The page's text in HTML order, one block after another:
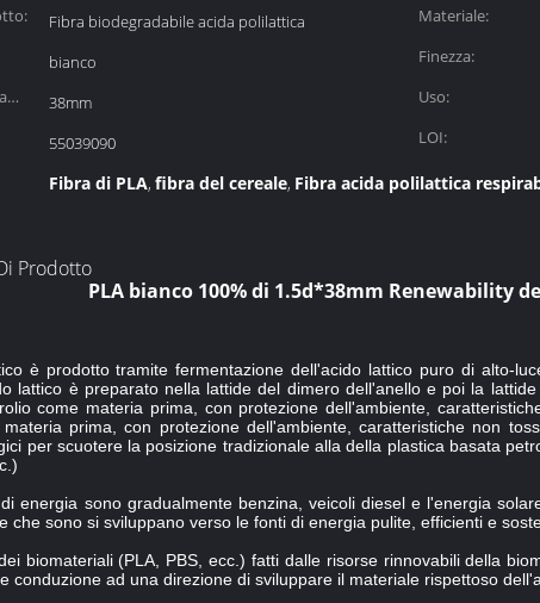
Fibra biodegradabile acida polilattica Materiale:
bianco Finezza:
38mm Uso:
55039090 LOI:
Fibra di PLA, fibra del cereale, Fibra acida polilattica
Prodotto
PLA bianco 100% di 1.5d*38mm Renewability
è prodotto tramite fermentazione dell'acido lattico puro di alto-
lattico è preparato nella lattide del dimero dell'anello e poi la
come materia prima, con protezione dell'ambiente,
prima, con protezione dell'ambiente, caratteristiche non
per scuotere la posizione tradizionale alla della plastica basata
energia sono gradualmente benzina, veicoli diesel e l'energia
che sono si sviluppano verso le fonti di energia pulite, efficienti e
biomateriali (PLA, PBS, ecc.) fatti dalle risorse rinnovabili della
conduzione ad una direzione di sviluppare il materiale rispettoso